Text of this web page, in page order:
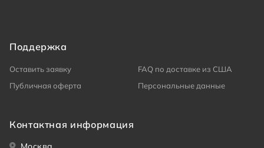
Поддержка
Оставить заявку
FAQ по доставке из США
Публичная оферта
Персональные данные
Контактная информация